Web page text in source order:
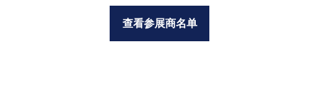
查看参展商名单